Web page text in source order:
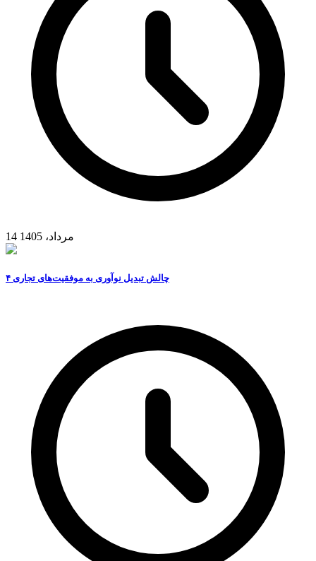
14 مرداد، 1405
۴ چالش تبدیل نوآوری به موفقیت‌های تجاری